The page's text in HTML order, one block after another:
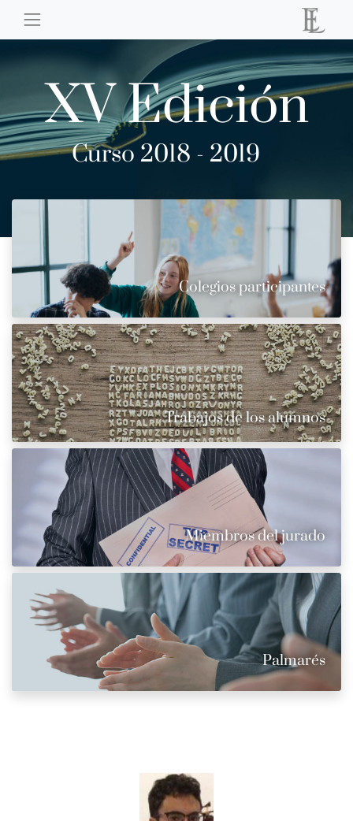
XV Edición
Curso 2018 - 2019
Colegios participantes
Trabajos de los alumnos
Miembros del jurado
Palmarés